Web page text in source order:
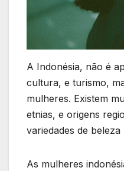
A Indonésia, não é
cultura, e turismo,
mulheres. Existem
etnias, e origens
variedades de
As mulheres